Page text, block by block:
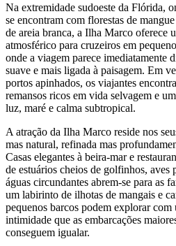
Na extremidade sudoeste da Flórida,
se encontram com florestas de
de areia branca, a Ilha Marco oferece
atmosférico para cruzeiros em
onde a viagem parece imediatamente
suave e mais ligada à paisagem. Em
portos apinhados, os viajantes
remansos ricos em vida selvagem e
luz, maré e calma subtropical.
A atração da Ilha Marco reside nos
mas natural, refinada mas
Casas elegantes à beira-mar e
de estuários cheios de golfinhos, aves
águas circundantes abrem-se para as
um labirinto de ilhotas de mangais e
pequenos barcos podem explorar com
intimidade que as embarcações
conseguem igualar.